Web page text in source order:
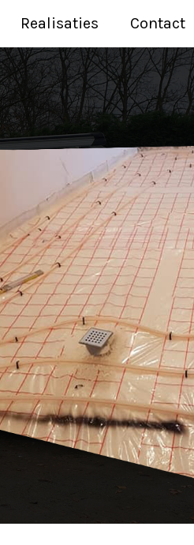
Realisaties Contact